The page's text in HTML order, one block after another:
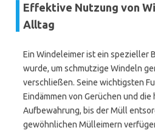
Effektive Nutzung von
Alltag
Ein Windeleimer ist ein spezieller
wurde, um schmutzige Windeln
verschließen. Seine wichtigsten
Eindämmen von Gerüchen und die
Aufbewahrung, bis der Müll
gewöhnlichen Mülleimern